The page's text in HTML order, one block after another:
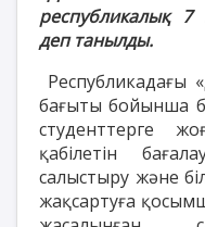
республикалық 7
деп танылды.
Республикадағы
бағыты бойынша
студенттерге
қабілетін
салыстыру және
жақсартуға